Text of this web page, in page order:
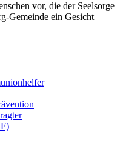
vor, die der Seelsorge
Gemeinde ein Gesicht